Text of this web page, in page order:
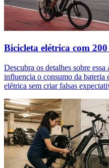
Bicicleta elétrica com
Descubra os detalhes sobre
influencia o consumo da bateria
elétrica sem criar falsas